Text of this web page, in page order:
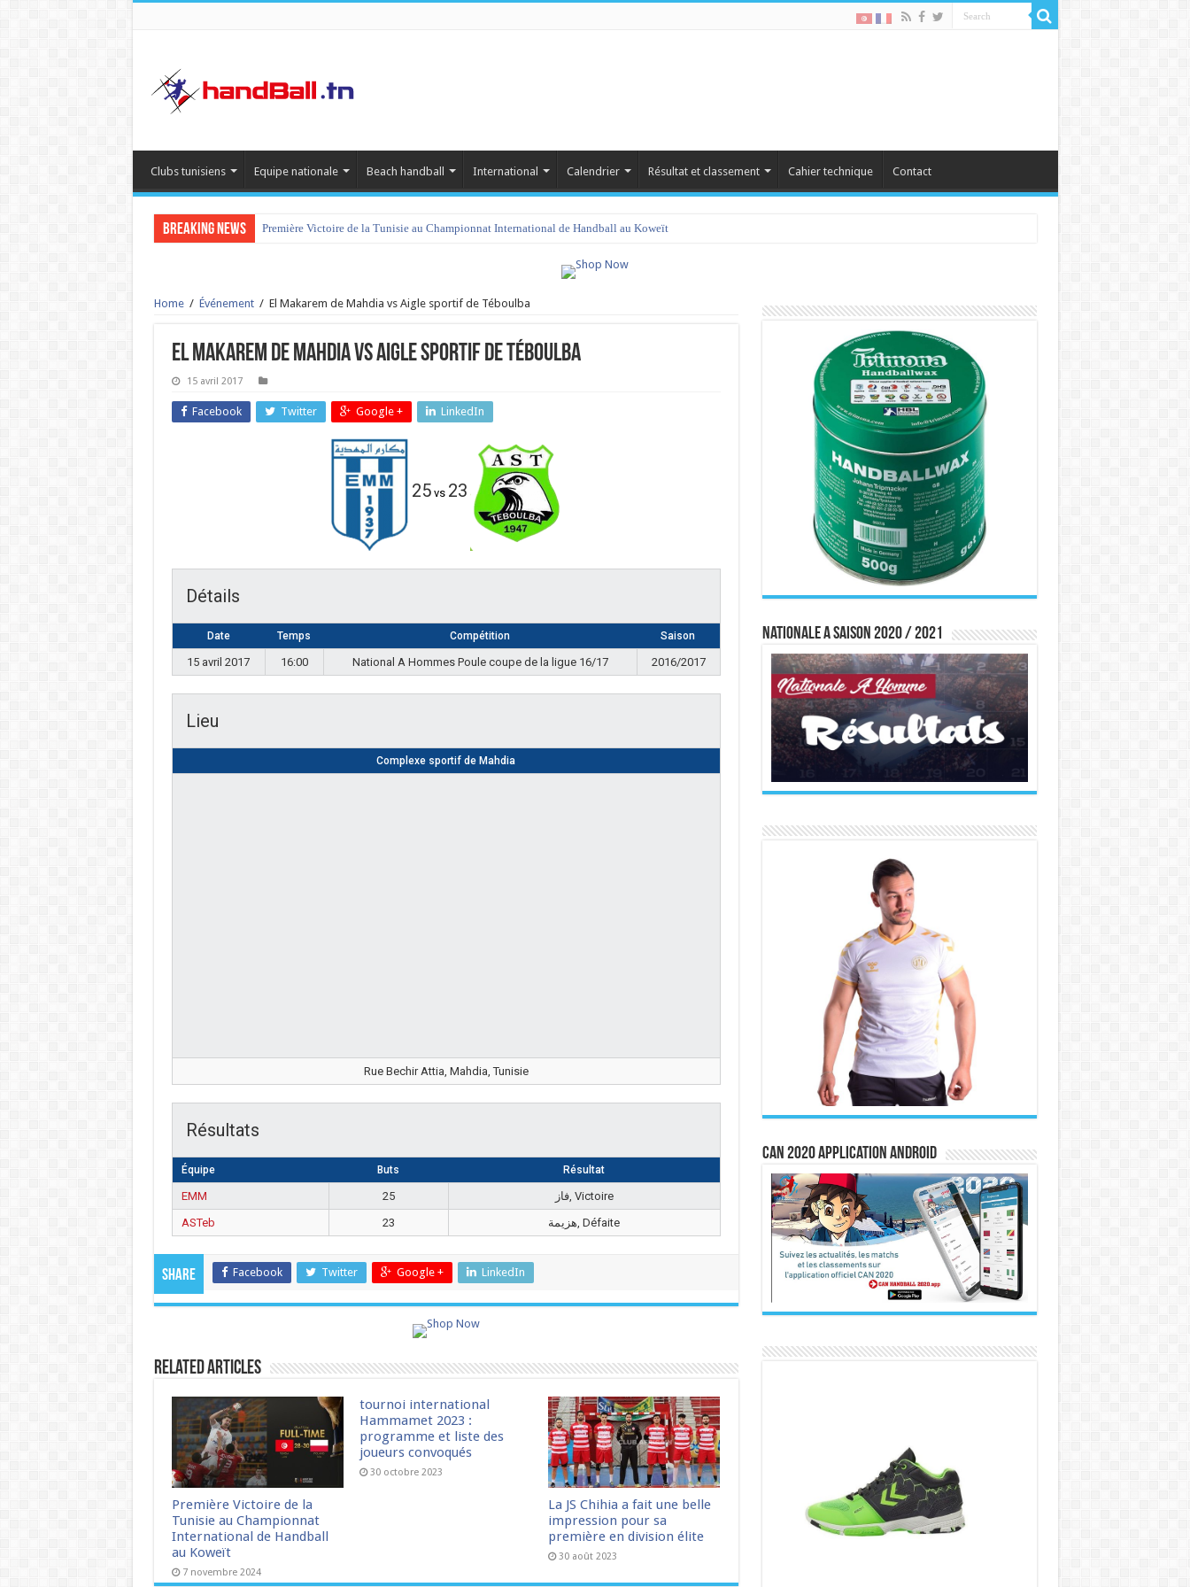
Clubs tunisiens Equipe nationale Beach handball International Calendrier Résultat et classement Cahier technique Contact
Breaking News Première Victoire de la Tunisie au Championnat International de Handball au Koweït
tournoi international Hammamet 2023 : programme et liste des joueurs convoqués
Home / Événement / El Makarem de Mahdia vs Aigle sportif de Téboulba
El Makarem de Mahdia vs Aigle sportif de Téboulba
15 avril 2017
Facebook Twitter Google + LinkedIn
25 vs 23
Détails
Date Temps Compétition Saison
15 avril 2017 16:00 National A Hommes Poule coupe de la ligue 16/17 2016/2017
Lieu
Complexe sportif de Mahdia
Rue Bechir Attia, Mahdia, Tunisie
Résultats
Équipe Buts Résultat
EMM 25
فاز, Victoire
ASTeb
23 هزيمة, Défaite
Share Facebook Twitter Google + LinkedIn
Related Articles
Première Victoire de la
Tunisie au Championnat
International de Handball
au Koweït
7 novembre 2024
tournoi international
Hammamet 2023 :
programme et liste des
joueurs convoqués
30 octobre 2023
La JS Chihia a fait une belle
impression pour sa
première en division élite
30 août 2023
Nationale A saison 2020 / 2021
CAN 2020 Application Android